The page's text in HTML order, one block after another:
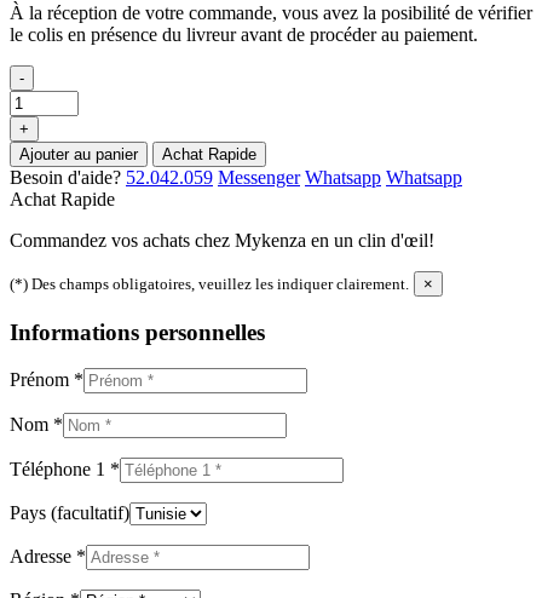
À la réception de votre commande, vous avez la posibilité de vérifier
le colis en présence du livreur avant de procéder au paiement.
-
+
Ajouter au panier
Achat Rapide
Besoin d'aide? 52.042.059 Messenger Whatsapp Whatsapp
Achat Rapide
Commandez vos achats chez Mykenza en un clin d'œil!
(*) Des champs obligatoires, veuillez les indiquer clairement. ×
Informations personnelles
Prénom *
Nom *
Téléphone 1 *
Pays (facultatif)
Adresse *